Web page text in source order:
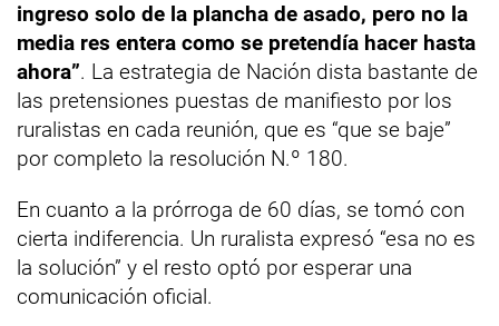
ingreso solo de la plancha de asado, pero no la
media res entera como se pretendía hacer hasta
ahora”. La estrategia de Nación dista bastante de
las pretensiones puestas de manifiesto por los
ruralistas en cada reunión, que es “que se baje”
por completo la resolución N.º 180.
En cuanto a la prórroga de 60 días, se tomó con
cierta indiferencia. Un ruralista expresó “esa no es
la solución” y el resto optó por esperar una
comunicación oficial.